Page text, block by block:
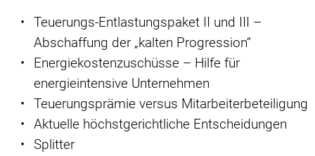
Teuerungs-Entlastungspaket II und III –
Abschaffung der „kalten Progression“
Energiekostenzuschüsse – Hilfe für
energieintensive Unternehmen
Teuerungsprämie versus Mitarbeiterbeteiligung
Aktuelle höchstgerichtliche Entscheidungen
Splitter